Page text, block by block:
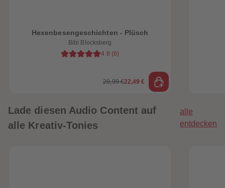
Hexenbesengeschichten - Plüsch
Bibi Blocksberg
4.8 (6)
29,99 €22,49 €
Lade diesen Audio Content auf
alle Kreativ-Tonies
alle
entdecken